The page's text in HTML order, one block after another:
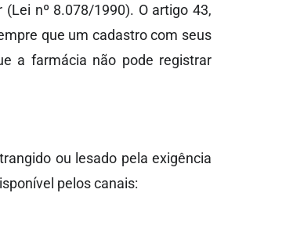
nº 8.078/1990). O artigo 43,
que um cadastro com seus
a farmácia não pode registrar
ou lesado pela exigência
pelos canais: